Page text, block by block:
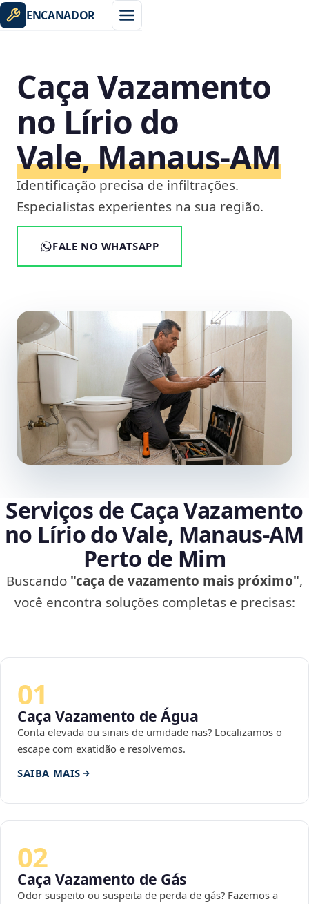
ENCANADOR
Caça Vazamento
no Lírio do
Vale, Manaus‑AM
Identificação precisa de infiltrações.
Especialistas experientes na sua região.
FALE NO WHATSAPP
Serviços de Caça Vazamento
no Lírio do Vale, Manaus‑AM
Perto de Mim
Buscando "caça de vazamento mais próximo",
você encontra soluções completas e precisas:
01
Caça Vazamento de Água
Conta elevada ou sinais de umidade nas? Localizamos o
escape com exatidão e resolvemos.
SAIBA MAIS
02
Caça Vazamento de Gás
Odor suspeito ou suspeita de perda de gás? Fazemos a